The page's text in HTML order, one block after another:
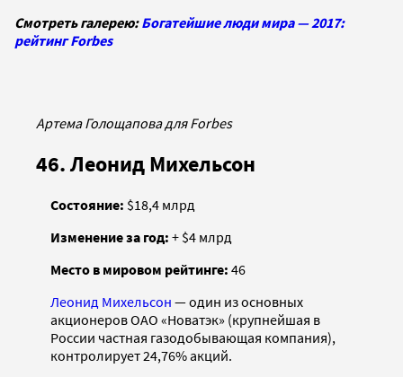
Смотреть галерею:Богатейшие люди мира — 2017:
рейтинг Forbes
Артема Голощапова для Forbes
46. Леонид Михельсон
Состояние: $18,4 млрд
Изменение за год: + $4 млрд
Место в мировом рейтинге: 46
Леонид Михельсон — один из основных
акционеров ОАО «Новатэк» (крупнейшая в
России частная газодобывающая компания),
контролирует 24,76% акций.